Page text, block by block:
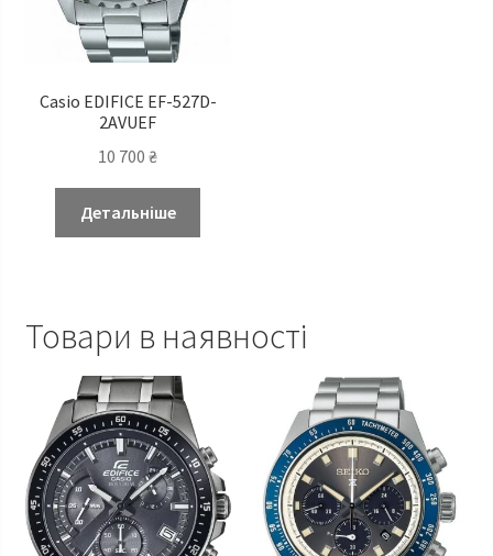
Casio EDIFICE EF-527D-
2AVUEF
10 700₴
Детальніше
Товари в наявності